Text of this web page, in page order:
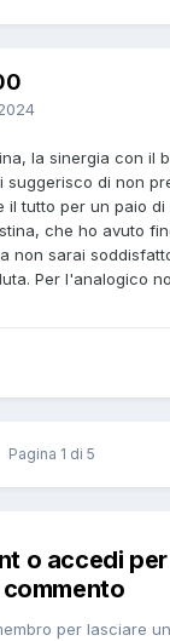
la sinergia con il
suggerisco di non
il tutto per un paio di
che ho avuto
non sarai
Per l'analogico
Pagina 1 di 5
o accedi
commento
per lasciare